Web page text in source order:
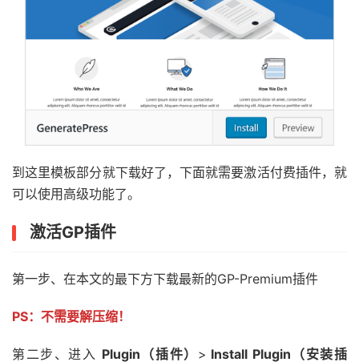
到这里模板部分就下载好了，下面就需要激活付费插件，就
可以使用高级功能了。
激活GP插件
第一步、在本文的最下方下载最新的GP-Premium插件
PS：不需要解压缩！
第二步、进入 Plugin（插件） > Install Plugin（安装插